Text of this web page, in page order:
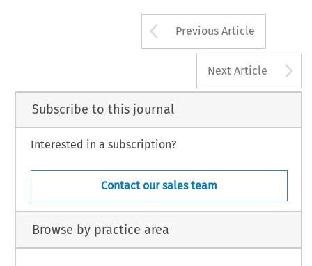
Arrow button
Previous Article
Next Article
Subscribe to this journal
Interested in a subscription?
Contact our sales team
Browse by practice area